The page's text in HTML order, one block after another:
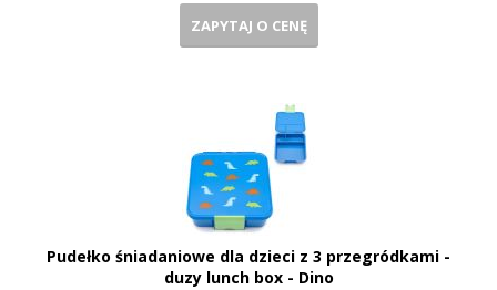
ZAPYTAJ O CENĘ
Pudełko śniadaniowe dla dzieci z 3 przegródkami -
duzy lunch box - Dino